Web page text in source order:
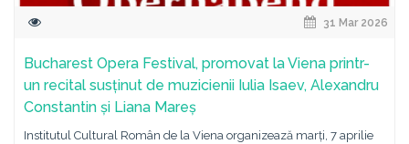
31 Mar 2026
Bucharest Opera Festival, promovat la Viena printr-
un recital susținut de muzicienii Iulia Isaev, Alexandru
Constantin și Liana Mareș
Institutul Cultural Român de la Viena organizează marți, 7 aprilie